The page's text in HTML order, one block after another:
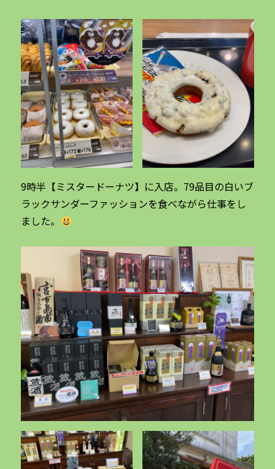
9時半【ミスタードーナツ】に入店。79品目の白いブ
ラックサンダーファッションを食べながら仕事をし
ました。